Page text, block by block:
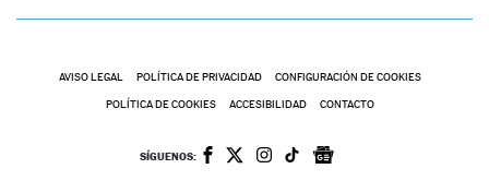
AVISO LEGAL POLÍTICA DE PRIVACIDAD CONFIGURACIÓN DE COOKIES
POLÍTICA DE COOKIES ACCESIBILIDAD CONTACTO
SÍGUENOS: